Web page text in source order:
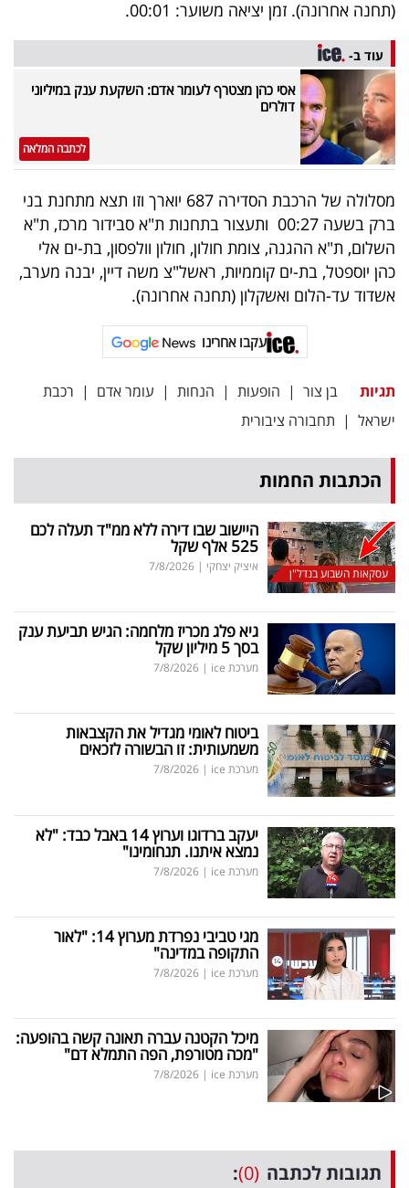
(תחנה אחרונה). זמן יציאה משוער: 00:01.
עוד ב-
אסי כהן מצטרף לעומר אדם: השקעת ענק במיליוני
דולרים
לכתבה המלאה
מסלולה של הרכבת הסדירה 687 יוארך וזו תצא מתחנת בני
ברק בשעה 00:27 ותעצור בתחנות ת"א סבידור מרכז, ת"א
השלום, ת"א ההגנה, צומת חולון, חולון וולפסון, בת-ים אלי
כהן יוספטל, בת-ים קוממיות, ראשל"צ משה דיין, יבנה מערב,
אשדוד עד-הלום ואשקלון (תחנה אחרונה).
עקבו אחרינו
תגיות בן צור | הופעות | הנחות | עומר אדם | רכבת
ישראל | תחבורה ציבורית
הכתבות החמות
עסקאות השבוע בנדל"ן
היישוב שבו דירה ללא ממ"ד תעלה לכם
525 אלף שקל
איציק יצחקי |
7/8/2026
גיא פלג מכריז מלחמה: הגיש תביעת ענק
בסך 5 מיליון שקל
מערכת ice |
7/8/2026
ביטוח לאומי מגדיל את הקצבאות
משמעותית: זו הבשורה לזכאים
מערכת ice |
7/8/2026
יעקב ברדוגו וערוץ 14 באבל כבד: "לא
נמצא איתנו. תנחומינו"
מערכת ice |
7/8/2026
מגי טביבי נפרדת מערוץ 14: "לאור
התקופה במדינה"
מערכת ice |
7/8/2026
מיכל הקטנה עברה תאונה קשה בהופעה:
"מכה מטורפת, הפה התמלא דם"
מערכת ice |
7/8/2026
תגובות לכתבה (0)
: